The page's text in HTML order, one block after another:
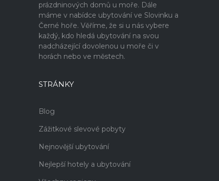
prázdninových domů u moře. Dále
máme v nabídce ubytování ve Slovinku a
Černé hoře. Věříme, že si u nás vybere
každý, kdo hledá ubytování na svou
nadcházející dovolenou u moře či v
horách nebo ve městech.
STRÁNKY
Blog
Zážitkové slevové pobyty
Nejnovější ubytování
Nejlepší hotely a ubytování